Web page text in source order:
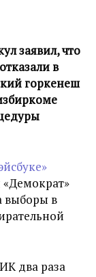
заявил, что
в
горкенеш
«Демократ»
выборы в
два раза